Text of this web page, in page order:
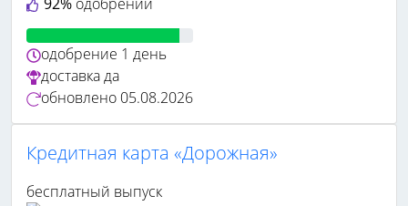
одобрение 1 день
доставкада
обновлено 05.08.2026
Кредитная карта «Дорожная»
бесплатный выпуск